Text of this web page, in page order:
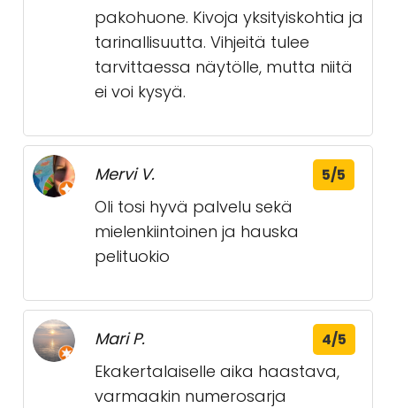
pakohuone. Kivoja yksityiskohtia ja
tarinallisuutta. Vihjeitä tulee
tarvittaessa näytölle, mutta niitä
ei voi kysyä.
Mervi V. 5/5
Oli tosi hyvä palvelu sekä
mielenkiintoinen ja hauska
pelituokio
Mari P. 4/5
Ekakertalaiselle aika haastava,
varmaakin numerosarja